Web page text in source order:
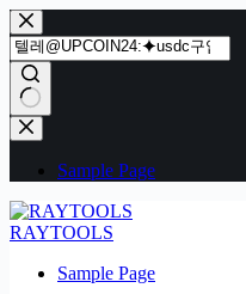
본
문
으
로
건
너
결
음
Sample Page
RAYTOOLS
Sample Page